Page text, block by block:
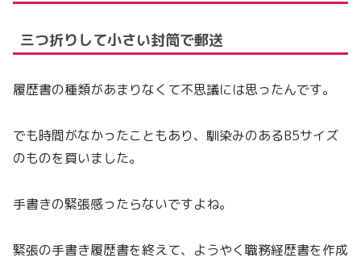
三つ折りして小さい封筒で郵送
履歴書の種類があまりなくて不思議には思ったんです。
でも時間がなかったこともあり、馴染みのあるB5サイズ
のものを買いました。
手書きの緊張感ったらないですよね。
緊張の手書き履歴書を終えて、ようやく職務経歴書を作成